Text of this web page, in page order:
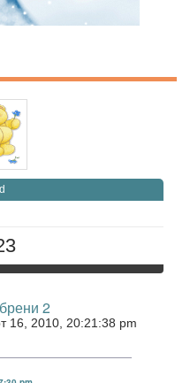
2
16, 2010, 20:21:38 pm